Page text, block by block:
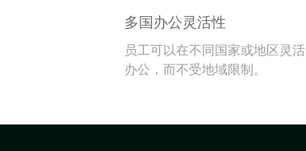
多国办公灵活性
员工可以在不同国家或地区灵活
办公，而不受地域限制。